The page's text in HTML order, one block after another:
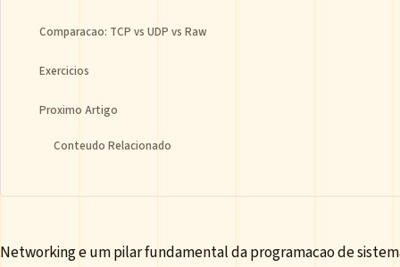
Comparacao: TCP vs UDP vs Raw
Exercicios
Proximo Artigo
Conteudo Relacionado
Networking e um pilar fundamental da programacao de